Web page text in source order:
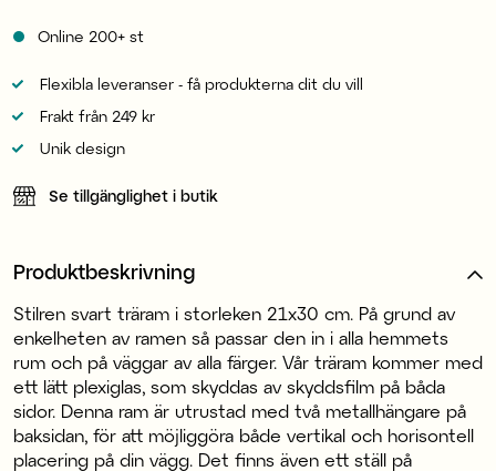
Online 200+ st
Flexibla leveranser - få produkterna dit du vill
Frakt från 249 kr
Unik design
Se tillgänglighet i butik
Produktbeskrivning
Stilren svart träram i storleken 21x30 cm. På grund av
enkelheten av ramen så passar den in i alla hemmets
rum och på väggar av alla färger. Vår träram kommer med
ett lätt plexiglas, som skyddas av skyddsfilm på båda
sidor. Denna ram är utrustad med två metallhängare på
baksidan, för att möjliggöra både vertikal och horisontell
placering på din vägg. Det finns även ett ställ på